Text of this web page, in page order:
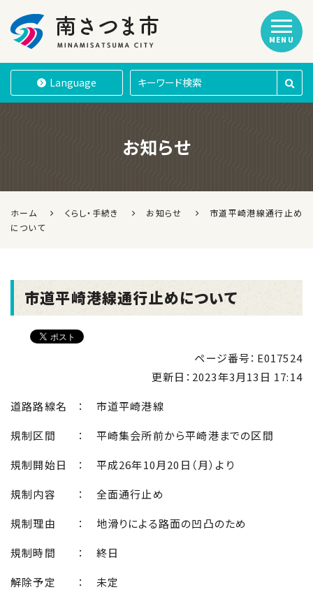
南さつま市
Language
MENU
お知らせ
ホーム くらし・手続き お知らせ
市道平崎港線通行止め
について
市道平崎港線通行止めについて
ページ番号：E017524
更新日： 2023年3月13日 17:14
道路路線名 ： 市道平崎港線
規制区間 ： 平崎集会所前から平崎港までの区間
規制開始日 ： 平成26年10月20日（月）より
規制内容 ： 全面通行止め
規制理由 ： 地滑りによる路面の凹凸のため
規制時間 ： 終日
解除予定 ： 未定